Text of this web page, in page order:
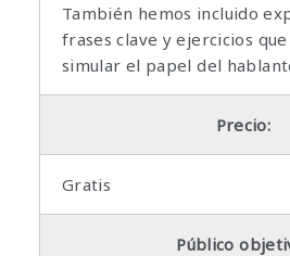
También hemos incluido
frases clave y ejercicios
simular el papel del
Precio:
Gratis
Público